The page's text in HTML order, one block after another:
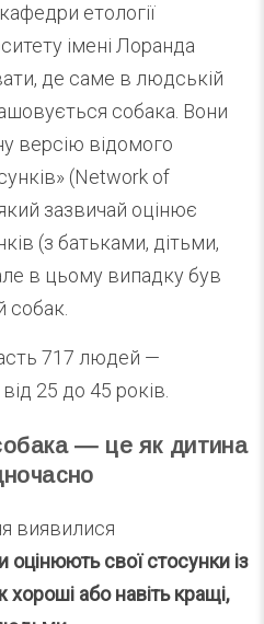
етології
імені Лоранда
де саме в людській
собака. Вони
версію відомого
(Network of
зазвичай оцінює
(з батьками, дітьми,
в цьому випадку був
собак.
717 людей —
25 до 45 років.
— це як дитина
виявилися
оцінюють свої стосунки із
або навіть кращі,